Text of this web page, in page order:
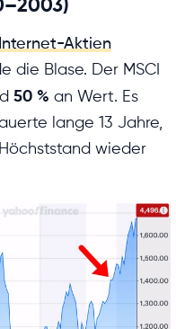
Aktien
die Blase. Der MSCI
50 % an Wert. Es
lange 13 Jahre,
wieder